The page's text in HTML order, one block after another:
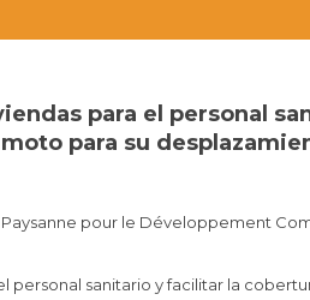
para el personal
para su
Paysanne pour le Développement
personal sanitario y facilitar la